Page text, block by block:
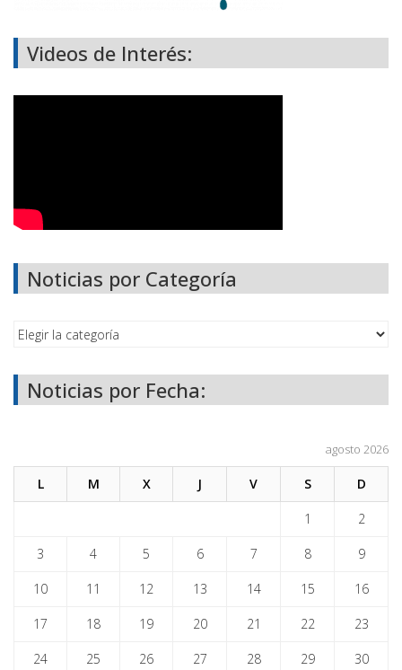
Videos de Interés:
Noticias por Categoría
Noticias por Fecha:
agosto 2026
L M X J V S D
1 2
3 4 5 6 7 8 9
10 11 12 13 14 15 16
17 18 19 20 21 22 23
24 25 26 27 28 29 30